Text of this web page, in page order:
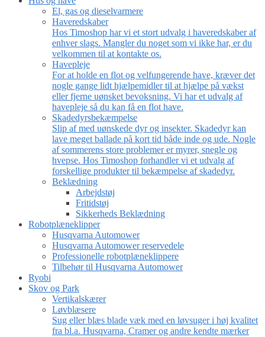
El, gas og dieselvarmere
Haveredskaber
Hos Timoshop har vi et stort udvalg i haveredskaber af
enhver slags. Mangler du noget som vi ikke har, er du
velkommen til at kontakte os.
Havepleje
For at holde en flot og velfungerende have, kræver det
nogle gange lidt hjælpemidler til at hjælpe på vækst
eller fjerne uønsket bevoksning. Vi har et udvalg af
havepleje så du kan få en flot have.
Skadedyrsbekæmpelse
Slip af med uønskede dyr og insekter. Skadedyr kan
lave meget ballade på kort tid både inde og ude. Nogle
af sommerens store problemer er myrer, snegle og
hvepse. Hos Timoshop forhandler vi et udvalg af
forskellige produkter til bekæmpelse af skadedyr.
Beklædning
Arbejdstøj
Fritidstøj
Sikkerheds Beklædning
Robotplæneklipper
Husqvarna Automower
Husqvarna Automower reservedele
Professionelle robotplæneklippere
Tilbehør til Husqvarna Automower
Ryobi
Skov og Park
Vertikalskærer
Løvblæsere
Sug eller blæs blade væk med en løvsuger i høj kvalitet
fra bl.a. Husqvarna, Cramer og andre kendte mærker